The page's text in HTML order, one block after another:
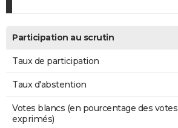
Participation au scrutin
Taux de participation
Taux d'abstention
Votes blancs (en pourcentage des votes
exprimés)